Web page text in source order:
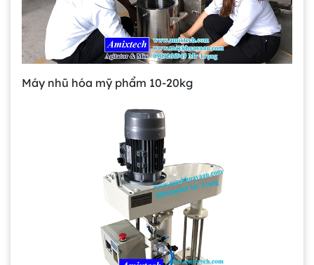
Máy nhũ hóa mỹ phẩm 10-20kg